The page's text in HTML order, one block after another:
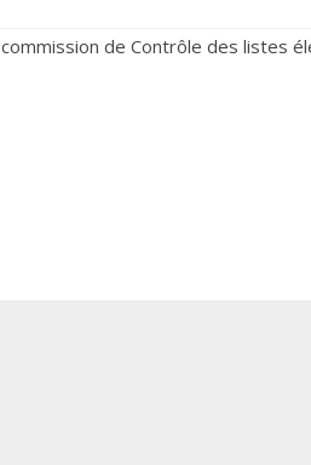
de Contrôle des listes